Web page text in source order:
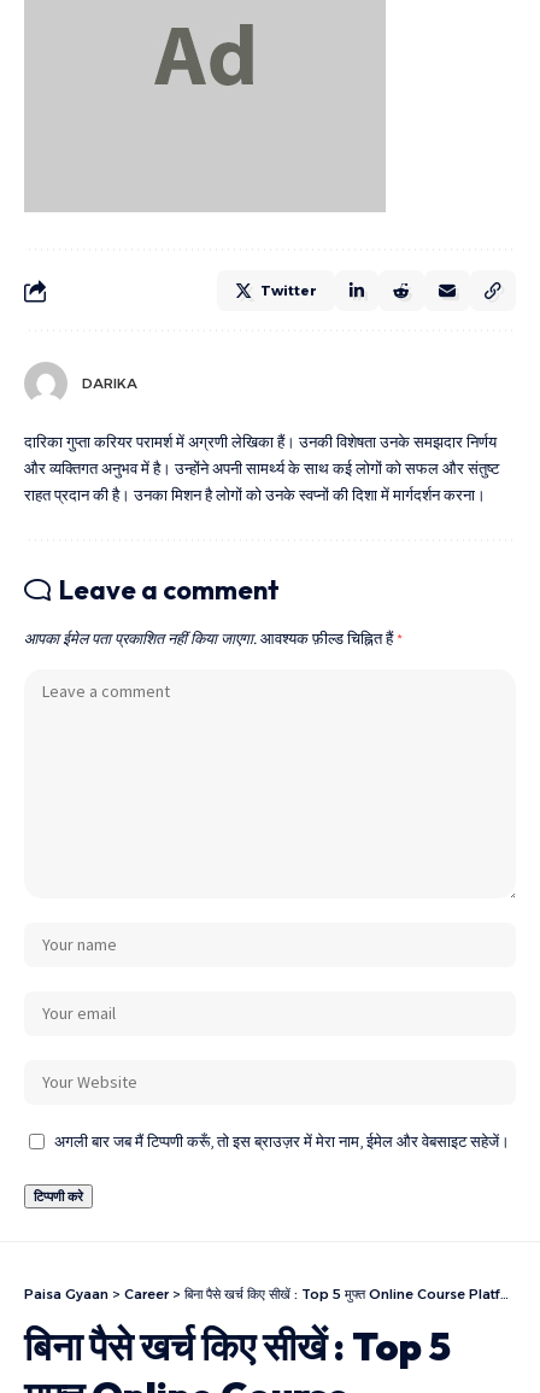
Twitter
DARIKA
दारिका गुप्ता करियर परामर्श में अग्रणी लेखिका हैं। उनकी विशेषता उनके समझदार निर्णय
और व्यक्तिगत अनुभव में है। उन्होंने अपनी सामर्थ्य के साथ कई लोगों को सफल और संतुष्ट
राहत प्रदान की है। उनका मिशन है लोगों को उनके स्वप्नों की दिशा में मार्गदर्शन करना।
Leave a comment
आपका ईमेल पता प्रकाशित नहीं किया जाएगा. आवश्यक फ़ील्ड चिह्नित हैं *
अगली बार जब मैं टिप्पणी करूँ, तो इस ब्राउज़र में मेरा नाम, ईमेल और वेबसाइट सहेजें।
Paisa Gyaan > Career> बिना पैसे खर्च किए सीखें : Top 5 मुफ्त Online Course Platforms
बिना पैसे खर्च किए सीखें : Top 5